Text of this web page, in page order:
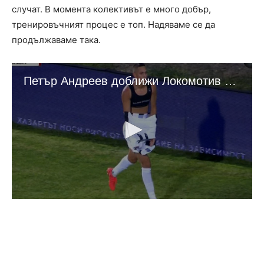
случат. В момента колективът е много добър,
тренировъчният процес е топ. Надяваме се да
продължаваме така.